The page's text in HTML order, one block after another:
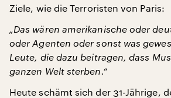
Ziele, wie die Terroristen von Paris:
„Das wären amerikanische oder
oder Agenten oder sonst was
Leute, die dazu beitragen, dass
ganzen Welt sterben.“
Heute schämt sich der 31-Jährige,